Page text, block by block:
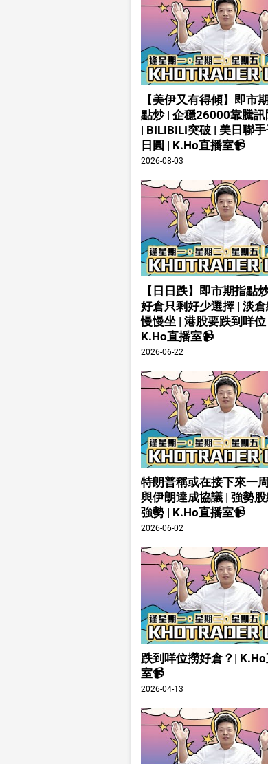
【美伊又有得傾】即市
點炒 | 企穩26000靠騰訊
| BILIBILI突破 | 美日聯
日圓 | K.Ho直播室📹
2026-08-03
【日日跌】即市期指點
好倉只剩好少選擇 | 淡
慢慢坐 | 港股要跌到咩位
K.Ho直播室📹
2026-06-22
特朗普稱或在接下來一
與伊朗達成協議 | 強勢
強勢 | K.Ho直播室📹
2026-06-02
跌到咩位撈好倉？|
室📹
2026-04-13